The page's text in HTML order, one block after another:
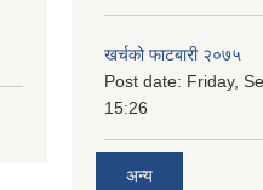
खर्चको फाटबारी २०७५
Post date: Friday,
15:26
अन्य